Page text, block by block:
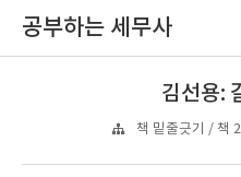
공부하는 세무사
김선용:
책 밑줄긋기 / 책